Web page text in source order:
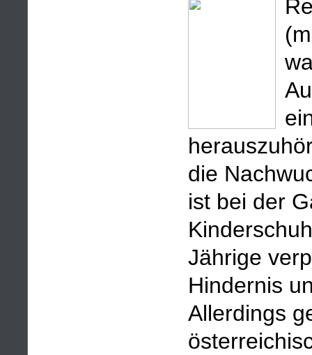
die
ist bei der
Jährige
Hindernis
Allerdings